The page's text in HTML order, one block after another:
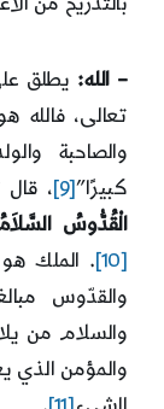
– الله: يطلق
تعالى، فالله
والصاحبة
كبيرًا”[9] ، قال
الْقُدُّوسُ
[10]
. الملك هو
والقدّوس
والسلام من
والمؤمن الذي